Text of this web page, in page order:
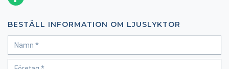
BESTÄLL INFORMATION OM LJUSLYKTOR